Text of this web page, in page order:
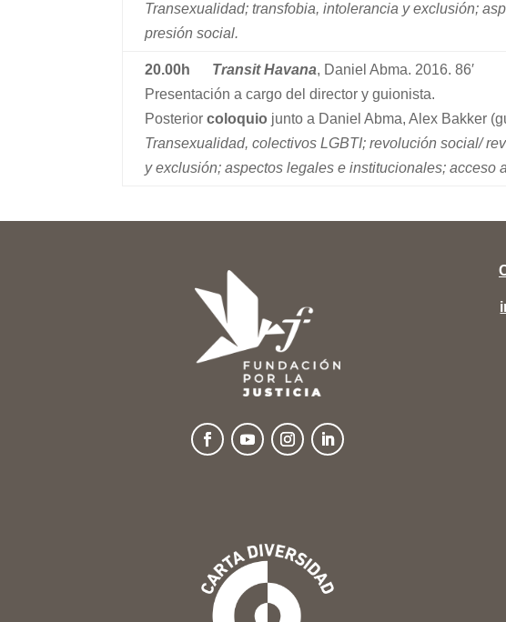
Transexualidad; transfobia, intolerancia y exclusión;
presión social.
20.00h Transit Havana, Daniel Abma. 2016. 86′
Presentación a cargo del director y guionista.
Posteriorcoloquio junto a Daniel Abma, Alex Bakker
Transexualidad, colectivos LGBTI; revolución social/
y exclusión; aspectos legales e institucionales; acceso